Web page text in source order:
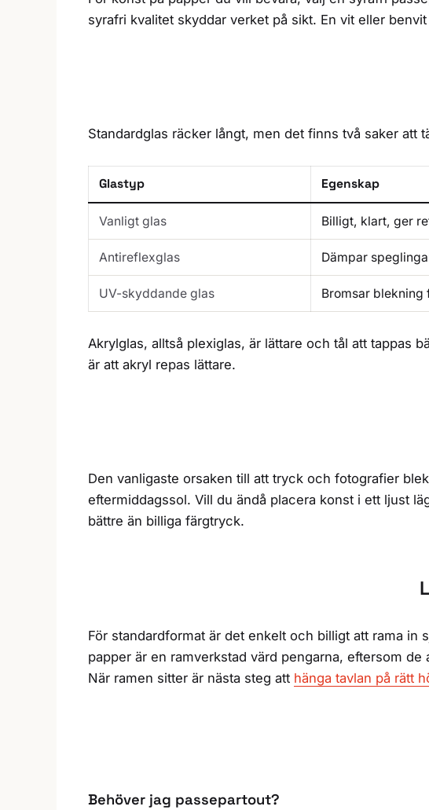
syrafri kvalitet skyddar verket på sikt. En vit eller
Standardglas räcker långt, men det finns två saker att
Glastyp Egenskap
Vanligt glas Billigt, klart, ger
Antireflexglas Dämpar
UV-skyddande glas Bromsar blekning
Akrylglas, alltså plexiglas, är lättare och tål att tappas
är att akryl repas lättare.
Den vanligaste orsaken till att tryck och fotografier
eftermiddagssol. Vill du ändå placera konst i ett ljust
bättre än billiga färgtryck.
För standardformat är det enkelt och billigt att rama in
papper är en ramverkstad värd pengarna, eftersom
När ramen sitter är nästa steg att hänga tavlan på rätt
Behöver jag passepartout?